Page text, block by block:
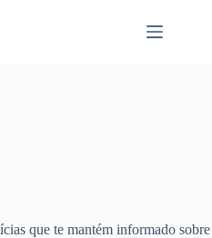
que te mantém informado sobre